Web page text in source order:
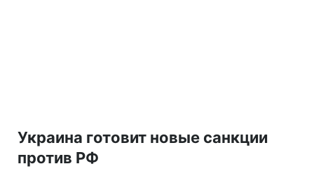
Украина готовит новые санкции
против РФ